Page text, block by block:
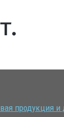
продукция